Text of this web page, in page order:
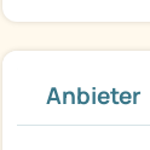
Anbieter